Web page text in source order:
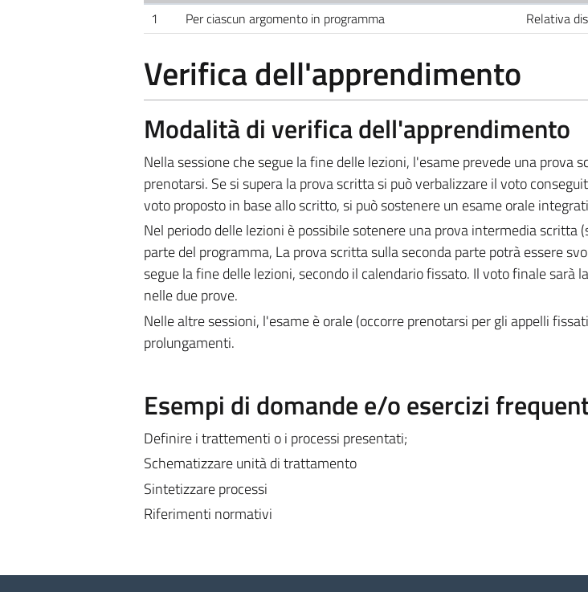
1
Per ciascun argomento in programma Relativa
Verifica dell'apprendimento
Modalità di verifica dell'apprendimento
Nella sessione che segue la fine delle lezioni, l'esame prevede una prova
prenotarsi. Se si supera la prova scritta si può verbalizzare il voto
voto proposto in base allo scritto, si può sostenere un esame orale
Nel periodo delle lezioni è possibile sotenere una prova intermedia scritta
parte del programma, La prova scritta sulla seconda parte potrà essere
segue la fine delle lezioni, secondo il calendario fissato. Il voto finale sarà
nelle due prove.
Nelle altre sessioni, l'esame è orale (occorre prenotarsi per gli appelli
prolungamenti.
Esempi di domande e/o esercizi
Definire i trattementi o i processi presentati;
Schematizzare unità di trattamento
Sintetizzare processi
Riferimenti normativi